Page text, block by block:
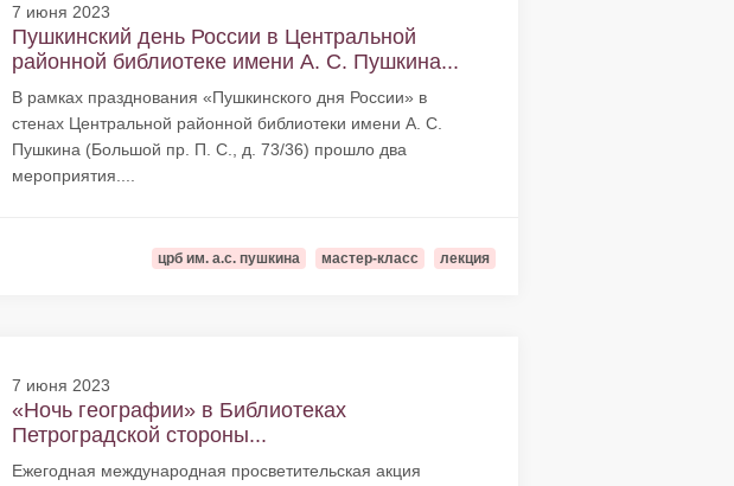
7 июня 2023
Пушкинский день России в Центральной
районной библиотеке имени А. С. Пушкина...
В рамках празднования «Пушкинского дня России» в
стенах Центральной районной библиотеки имени А. С.
Пушкина (Большой пр. П. С., д. 73/36) прошло два
мероприятия....
црб им. а.с. пушкина мастер-класс лекция
7 июня 2023
«Ночь географии» в Библиотеках
Петроградской стороны...
Ежегодная международная просветительская акция